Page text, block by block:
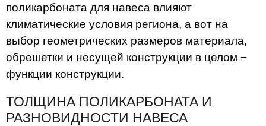
поликарбоната для навеса влияют
климатические условия региона, а вот на
выбор геометрических размеров материала,
обрешетки и несущей конструкции в целом −
функции конструкции.
ТОЛЩИНА ПОЛИКАРБОНАТА И
РАЗНОВИДНОСТИ НАВЕСА